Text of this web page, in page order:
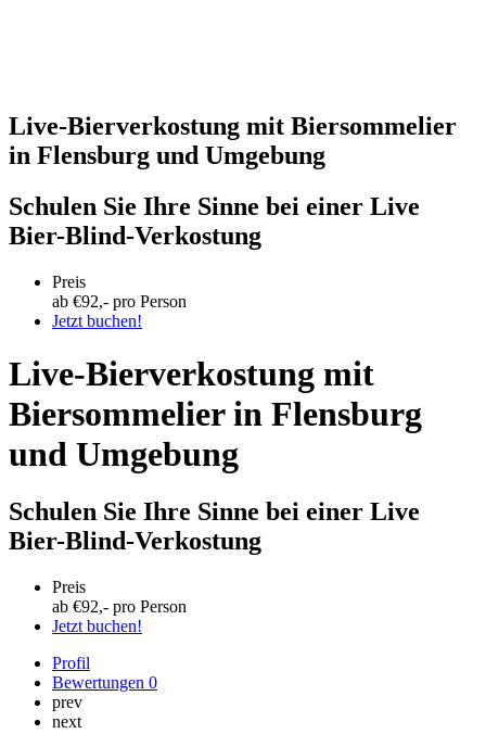
Live-Bierverkostung mit Biersommelier
in Flensburg und Umgebung
Schulen Sie Ihre Sinne bei einer Live
Bier-Blind-Verkostung
Preis
ab €92,- pro Person
Jetzt buchen!
Live-Bierverkostung mit
Biersommelier in Flensburg
und Umgebung
Schulen Sie Ihre Sinne bei einer Live
Bier-Blind-Verkostung
Preis
ab €92,- pro Person
Jetzt buchen!
Profil
Bewertungen 0
prev
next